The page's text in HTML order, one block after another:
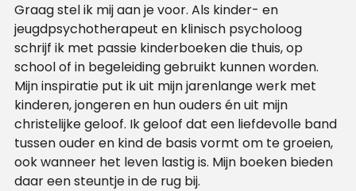
Graag stel ik mij aan je voor. Als kinder- en
jeugdpsychotherapeut en klinisch psycholoog
schrijf ik met passie kinderboeken die thuis, op
school of in begeleiding gebruikt kunnen worden.
Mijn inspiratie put ik uit mijn jarenlange werk met
kinderen, jongeren en hun ouders én uit mijn
christelijke geloof. Ik geloof dat een liefdevolle band
tussen ouder en kind de basis vormt om te groeien,
ook wanneer het leven lastig is. Mijn boeken bieden
daar een steuntje in de rug bij.